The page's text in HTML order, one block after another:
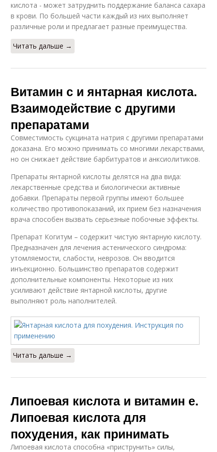
кислота - может затруднить поддержание баланса сахара
в крови. По большей части каждый из них выполняет
различные роли и предлагает разные преимущества.
Читать дальше →
Витамин с и янтарная кислота.
Взаимодействие с другими
препаратами
Совместимость сукцината натрия с другими препаратами
доказана. Его можно принимать со многими лекарствами,
но он снижает действие барбитуратов и анксиолитиков.
Препараты янтарной кислоты делятся на два вида:
лекарственные средства и биологически активные
добавки. Препараты первой группы имеют большее
количество противопоказаний, их прием без назначения
врача способен вызвать серьезные побочные эффекты.
Препарат Когитум – содержит чистую янтарную кислоту.
Предназначен для лечения астенического синдрома:
утомляемости, слабости, неврозов. Он вводится
инъекционно. Большинство препаратов содержит
дополнительные компоненты. Некоторые из них
усиливают действие янтарной кислоты, другие
выполняют роль наполнителей.
Читать дальше →
Липоевая кислота и витамин е.
Липоевая кислота для
похудения, как принимать
Липоевая кислота способна «приструнить» силы,